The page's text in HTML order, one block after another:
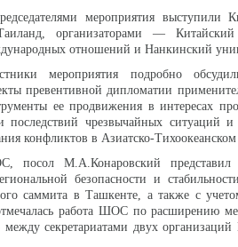
мероприятия выступили
организаторами — Китайский
отношений и Нанкинский
мероприятия подробно
превентивной дипломатии
ее продвижения в интересах
последствий чрезвычайных ситуаций
конфликтов в Азиатско-Тихоокеанском
посол М.А.Конаровский
безопасности и
саммита в Ташкенте, а также с
работа ШОС по расширению
секретариатами двух